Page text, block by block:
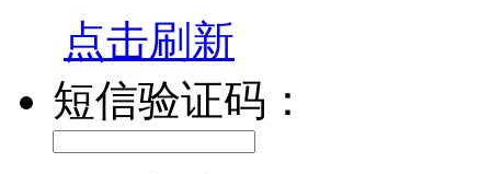
点击刷新
短信验证码：